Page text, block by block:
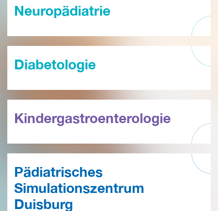
Neuropädiatrie
Diabetologie
Kinder­gastro­enterologie
Pädiatrisches
Simulationszentrum
Duisburg